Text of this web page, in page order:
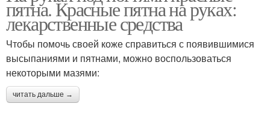
пятна. Красные пятна на руках:
лекарственные средства
Чтобы помочь своей коже справиться с появившимися
высыпаниями и пятнами, можно воспользоваться
некоторыми мазями:
читать дальше →